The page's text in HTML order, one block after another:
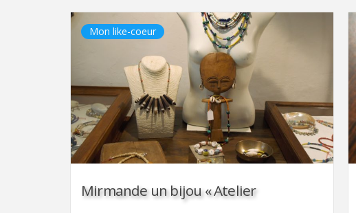
Mon like-coeur
Mirmande un bijou « Atelier